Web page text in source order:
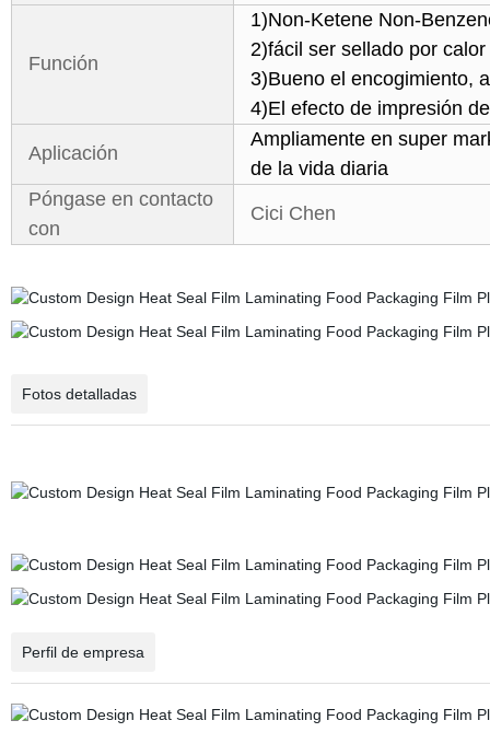
Función
1)Non-Ketene Non-
2)fácil ser sellado por calor
3)Bueno el encogimiento,
4)El efecto de impresión
Aplicación
Ampliamente en super
de la vida diaria
Póngase en contacto
con
Cici Chen
Fotos detalladas
Perfil de empresa